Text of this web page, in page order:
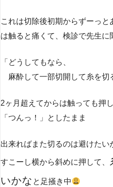
これは切除後初期からずーっ
は触ると痛くて、検診で先生に
「どうしてもなら、
麻酔して一部切開して糸を切
2ヶ月超えてからは触っても押
「つんっ！」としたまま
出来ればまた切るのは避けた
すこーし横から斜めに押して、
いかな と足掻き中